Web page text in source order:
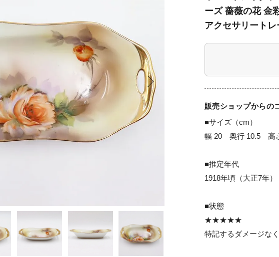
ーズ 薔薇の花 金
アクセサリートレ
販売ショップからの
■サイズ（cm）
幅 20　奥行 10.5　高
■推定年代
1918年頃（大正7年）
■状態
★★★★★
特記するダメージな